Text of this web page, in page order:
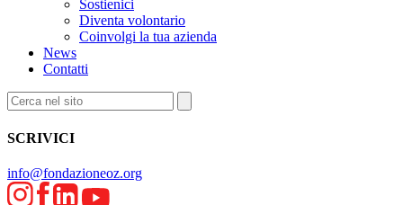
Sostienici
Diventa volontario
Coinvolgi la tua azienda
News
Contatti
SCRIVICI
info@fondazioneoz.org